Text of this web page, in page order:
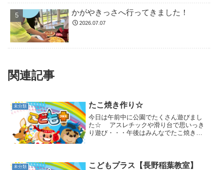
かがやきっさへ行ってきました！
2026.07.07
関連記事
未分類 たこ焼き作り☆
今日は午前中に公園でたくさん遊びまし
た☆ アスレチックや滑り台で思いっき
り遊び・・・午後はみんなでたこ焼き作
具も入れて、少し待ちます(...
未分類
こどもプラス【長野稲葉教室】